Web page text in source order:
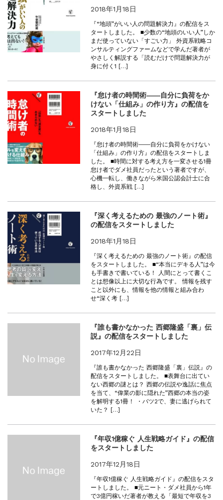
2018年1月18日
『“地頭”がいい人の問題解決力』の配信をス
タートしました。 ■少数の“地頭のいい人”しか
まだ使っていない「すごい力」 外資系戦略コ
ンサルティングファームなどで学んだ著者が
やさしく解説する「読むだけで問題解決力が
身に付く1 […]
『怠け者の時間術――自分に負荷をか
けない「仕組み」の作り方』の配信を
スタートしました
2018年1月18日
『怠け者の時間術――自分に負荷をかけない
「仕組み」の作り方』の配信をスタートしま
した。 ■時間に対する考え方を一変させる1冊
怠け者でダメ社員だったという著者ですが、
心機一転し、働きながら米国公認会計士に合
格し、外資系戦 […]
『深く考えるための 最強のノート術』
の配信をスタートしました
2018年1月18日
『深く考えるための 最強のノート術』の配信
をスタートしました。 ■“本当にデキる人”は今
も手書きで書いている！ 人間にとって書くこ
とは想像以上に大切な行為です。 情報を残す
こと以外にも、情報を他の情報と組み合わ
せ“深く考 […]
『誰も書かなかった 西郷隆盛「裏」伝
説』の配信をスタートしました
2017年12月22日
『誰も書かなかった 西郷隆盛「裏」伝説』の
配信をスタートしました。 ■表舞台に出てい
ない西郷の謎とは？ 西郷の伝説や逸話に焦点
を当て、“偉業の影に隠れた”西郷の本当の姿
を解明する1冊！ ・バツ2で、妻に逃げられて
いた？ […]
『年収1億稼ぐ 人生戦略ガイド』の配信
をスタートしました
2017年12月18日
『年収1億稼ぐ 人生戦略ガイド』の配信をスタ
ートしました。 ■元ニート・ダメ社員から1年
で3億円稼いだ著者が教える「最短で年収を3